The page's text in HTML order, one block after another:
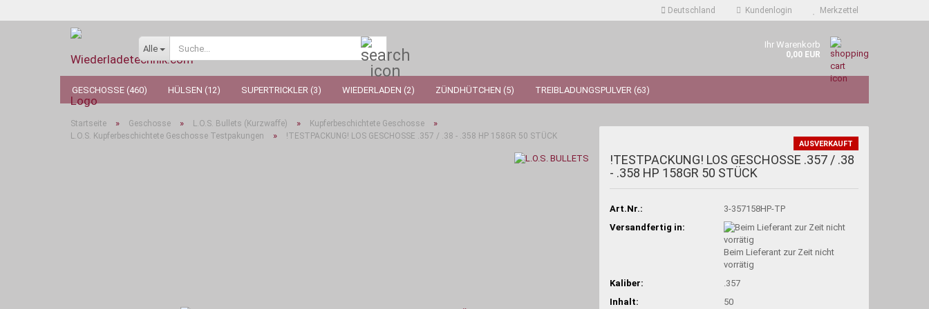
Deutschland Kundenlogin Merkzettel
Alle Ihr Warenkorb
0,00 EUR
GESCHOSSE (460) HÜLSEN (12) SUPERTRICKLER (3) WIEDERLADEN (2) ZÜNDHÜTCHEN (5) TREIBLADUNGSPULVER (63)
Startseite » Geschosse » L.O.S. Bullets (Kurzwaffe) » Kupferbeschichtete Geschosse »
L.O.S. Kupferbeschichtete Geschosse Testpakungen » !TESTPACKUNG! LOS GESCHOSSE .357 / .38 - .358 HP 158GR 50 STÜCK
AUSVERKAUFT
!TESTPACKUNG! LOS GESCHOSSE .357 / .38
- .358 HP 158GR 50 STÜCK
Art.Nr.:
3-357158HP-TP
Versandfertig in:
Beim Lieferant zur Zeit nicht
vorrätig
Kaliber:
.357
Inhalt:
50